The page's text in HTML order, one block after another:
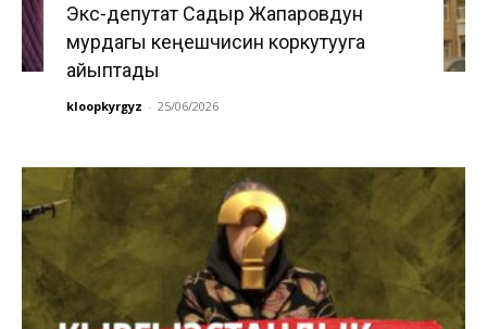
Экс-депутат Садыр Жапаровдун
мурдагы кеңешчисин коркутууга
айыптады
kloopkyrgyz - 25/06/2026